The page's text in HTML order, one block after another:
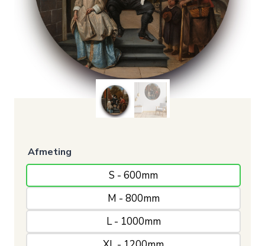
Afmeting
S - 600mm
M - 800mm
L - 1000mm